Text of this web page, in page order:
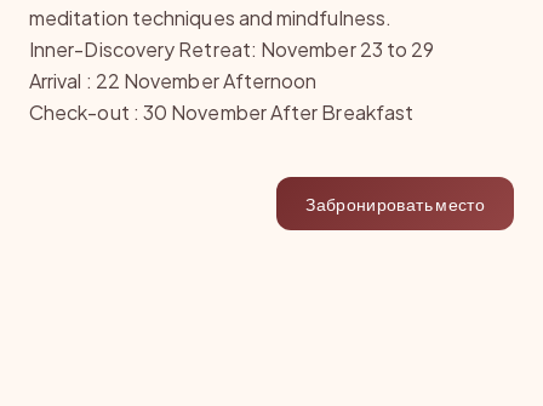
meditation techniques and mindfulness.
Inner-Discovery Retreat: November 23 to 29
Arrival : 22 November Afternoon
Check-out : 30 November After Breakfast
Забронировать место